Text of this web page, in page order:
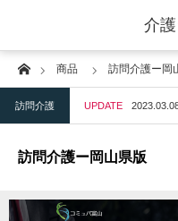
介
Home商品 訪問介護ー岡
訪問介護 UPDATE
訪問介護ー岡山県版
ケアプラン作成
訪問